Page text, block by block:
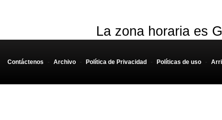
La zona horaria es
Contáctenos - Archivo - Política de Privacidad - Políticas de uso -